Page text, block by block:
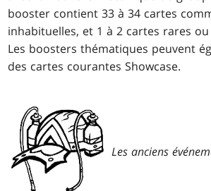
booster contient 33 à 34 cartes
inhabituelles, et 1 à 2 cartes rares
Les boosters thématiques peuvent
des cartes courantes Showcase.
Les anciens